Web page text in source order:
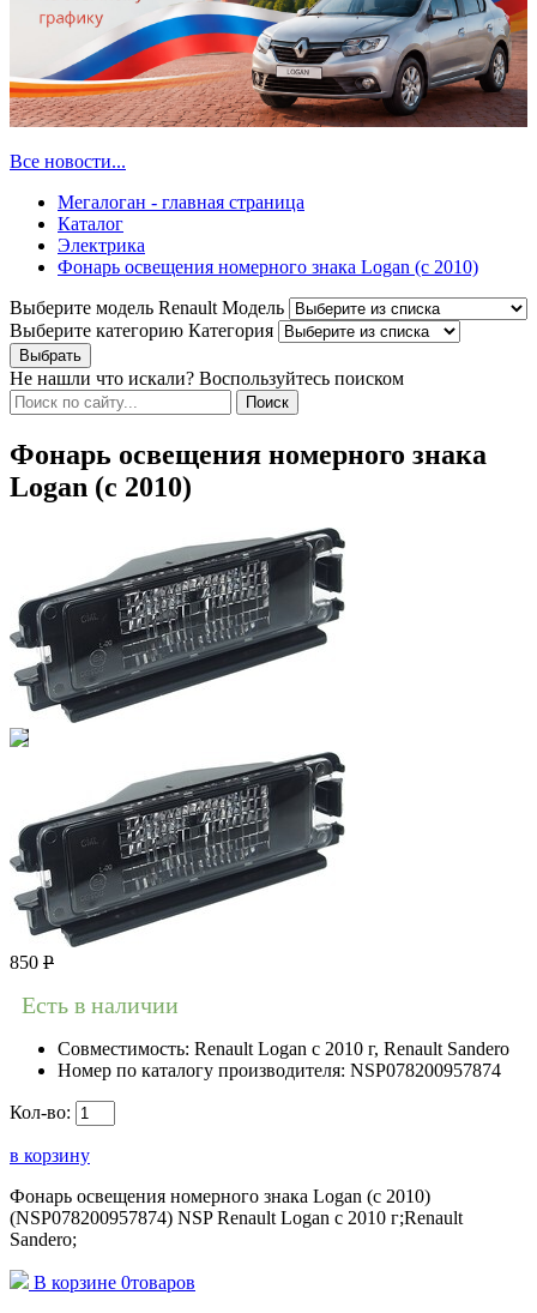
Все новости...
Мегалоган - главная страница
Каталог
Электрика
Фонарь освещения номерного знака Logan (с 2010)
Выберите модель Renault Модель
Выберите категорию Категория
Не нашли что искали? Воспользуйтесь поиском
Фонарь освещения номерного знака
Logan (с 2010)
850 Р
Есть в наличии
Совместимость: Renault Logan c 2010 г, Renault Sandero
Номер по каталогу производителя: NSP078200957874
Кол-во:
в корзину
Фонарь освещения номерного знака Logan (с 2010)
(NSP078200957874) NSP Renault Logan c 2010 г;Renault
Sandero;
В корзине 0товаров